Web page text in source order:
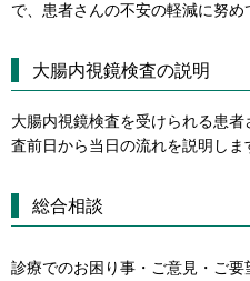
で、患者さんの不安の軽減に努め
大腸内視鏡検査の説明
大腸内視鏡検査を受けられる患
査前日から当日の流れを説明しま
総合相談
診療でのお困り事・ご意見・ご要